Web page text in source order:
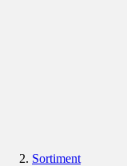
Sortiment